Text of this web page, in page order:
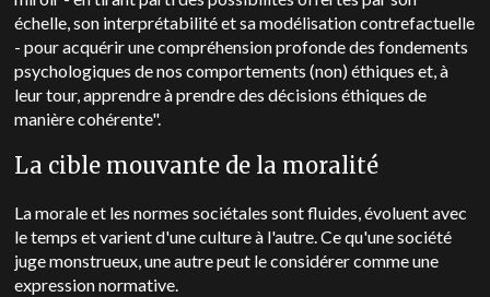
échelle, son interprétabilité et sa modélisation contrefactuelle
- pour acquérir une compréhension profonde des fondements
psychologiques de nos comportements (non) éthiques et, à
leur tour, apprendre à prendre des décisions éthiques de
manière cohérente".
La cible mouvante de la moralité
La morale et les normes sociétales sont fluides, évoluent avec
le temps et varient d'une culture à l'autre. Ce qu'une société
juge monstrueux, une autre peut le considérer comme une
expression normative.